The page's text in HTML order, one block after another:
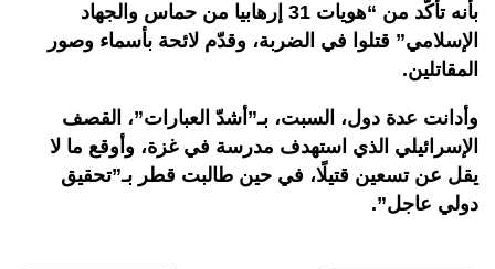
بأنه تأكّد من “هويات 31 إرهابيا من حماس والجهاد
الإسلامي” قتلوا في الضربة، وقدّم لائحة بأسماء وصور
المقاتلين.
وأدانت عدة دول، السبت، بـ”أشدّ العبارات”، القصف
الإسرائيلي الذي استهدف مدرسة في غزة، وأوقع ما لا
يقل عن تسعين قتيلًا، في حين طالبت قطر بـ”تحقيق
دولي عاجل”.